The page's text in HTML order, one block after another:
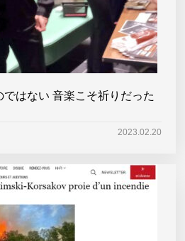
はない 音楽こそ祈りだった
2023.02.20